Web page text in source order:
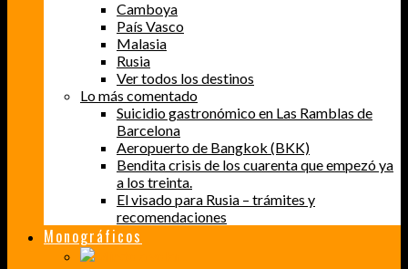
Camboya
País Vasco
Malasia
Rusia
Ver todos los destinos
Lo más comentado
Suicidio gastronómico en Las Ramblas de
Barcelona
Aeropuerto de Bangkok (BKK)
Bendita crisis de los cuarenta que empezó ya
a los treinta.
El visado para Rusia – trámites y
recomendaciones
Monográficos